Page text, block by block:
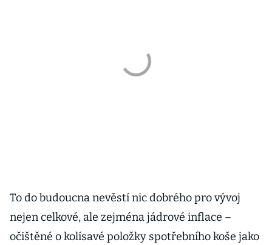
To do budoucna nevěstí nic dobrého pro vývoj
nejen celkové, ale zejména jádrové inflace –
očištěné o kolísavé položky spotřebního koše jako